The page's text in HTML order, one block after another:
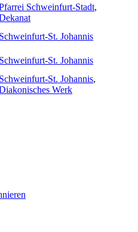
Schweinfurt-Stadt,
Schweinfurt-St. Johannis
Schweinfurt-St. Johannis
Schweinfurt-St. Johannis,
Werk